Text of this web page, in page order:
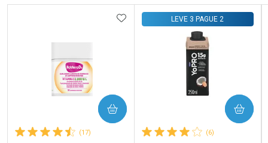
Comprar sem Desconto
Comprar sem Desconto
Comprar sem Desconto
Por R$ 108,99/cada
Comprar sem Desconto
Por R$ 108,99/cada
(17)
ADICIONAR AOS FAVORITOS
COMPRAR
(6)
LEVE 3 PAGUE 2
COMPRAR